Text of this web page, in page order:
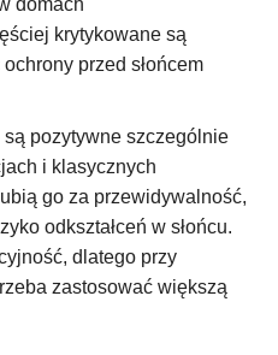
domach
krytykowane są
przed słońcem
pozytywne szczególnie
i klasycznych
go za przewidywalność,
odkształceń w słońcu.
dlatego przy
zastosować większą